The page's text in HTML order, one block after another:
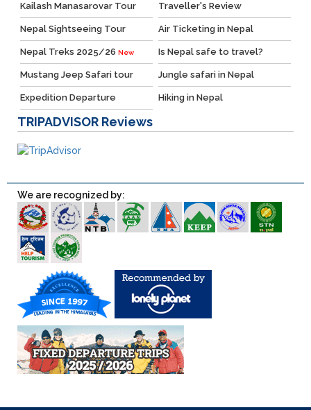
Kailash Manasarovar Tour Traveller's Review
Nepal Sightseeing Tour Air Ticketing in Nepal
Nepal Treks 2025/26 New Is Nepal safe to travel?
Mustang Jeep Safari tour Jungle safari in Nepal
Expedition Departure Hiking in Nepal
TRIPADVISOR Reviews
We are recognized by: